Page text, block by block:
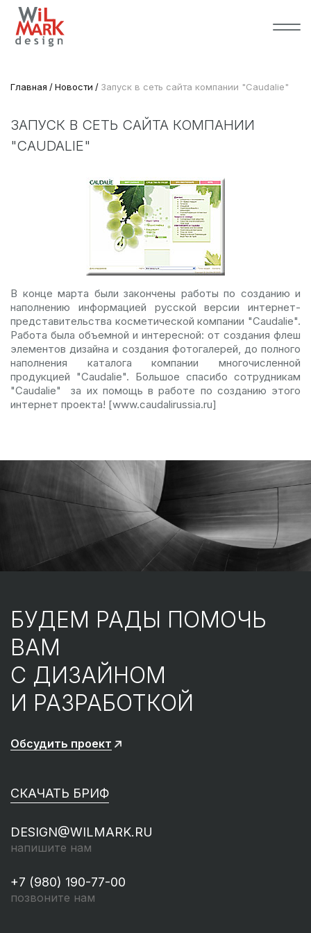
Главная Новости Запуск в сеть сайта компании "Caudalie"
ЗАПУСК В СЕТЬ САЙТА КОМПАНИИ
"CAUDALIE"
В конце марта были закончены работы по созданию и
наполнению информацией русской версии интернет-
представительства косметической компании "Caudalie".
Работа была объемной и интересной: от создания флеш
элементов дизайна и создания фотогалерей, до полного
наполнения каталога компании многочисленной
продукцией "Caudalie". Большое спасибо сотрудникам
"Caudalie" за их помощь в работе по созданию этого
интернет проекта! [www.caudalirussia.ru]
БУДЕМ РАДЫ ПОМОЧЬ
ВАМ
С ДИЗАЙНОМ
И РАЗРАБОТКОЙ
Обсудить проект
СКАЧАТЬ БРИФ
DESIGN@WILMARK.RU
напишите нам
+7 (980) 190-77-00
позвоните нам